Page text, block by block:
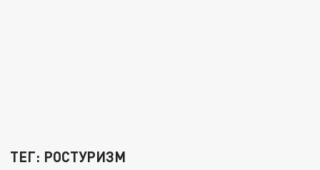
ТЕГ: РОСТУРИЗМ